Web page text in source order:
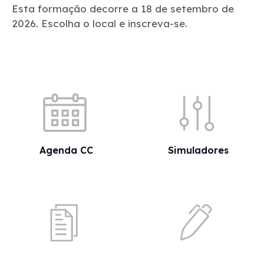
Esta formação decorre a 18 de setembro de
2026. Escolha o local e inscreva-se.
Agenda CC Simuladores